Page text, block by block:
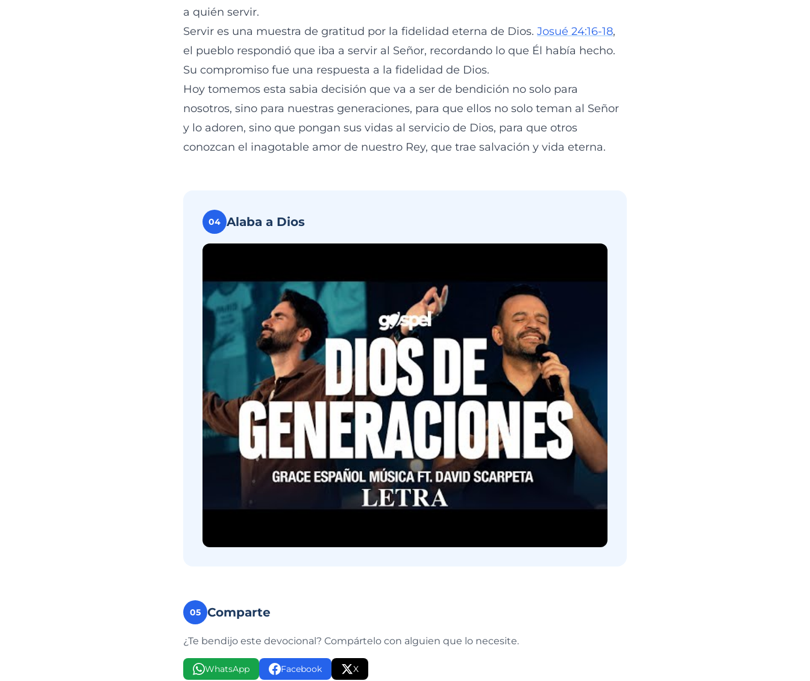
a quién servir.
Servir es una muestra de gratitud por la fidelidad eterna de Dios. Josué 24:16-18,
el pueblo respondió que iba a servir al Señor, recordando lo que Él había hecho.
Su compromiso fue una respuesta a la fidelidad de Dios.
Hoy tomemos esta sabia decisión que va a ser de bendición no solo para
nosotros, sino para nuestras generaciones, para que ellos no solo teman al Señor
y lo adoren, sino que pongan sus vidas al servicio de Dios, para que otros
conozcan el inagotable amor de nuestro Rey, que trae salvación y vida eterna.
04 Alaba a Dios
05 Comparte
¿Te bendijo este devocional? Compártelo con alguien que lo necesite.
WhatsApp Facebook X